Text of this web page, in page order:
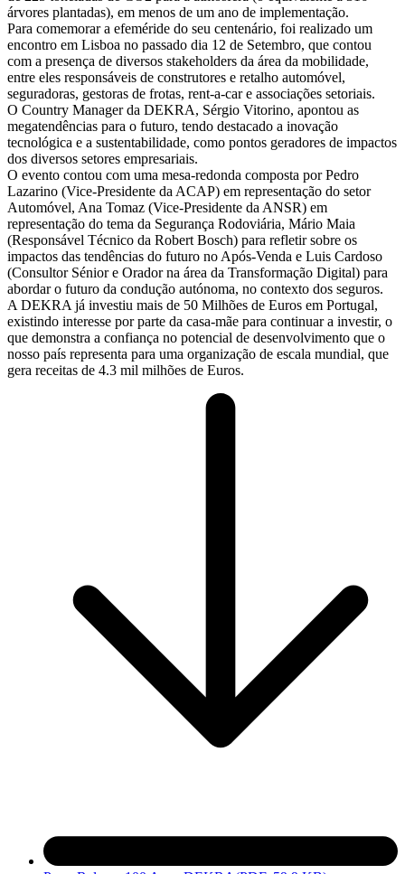
árvores plantadas), em menos de um ano de implementação.
Para comemorar a efeméride do seu centenário, foi realizado um
encontro em Lisboa no passado dia 12 de Setembro, que contou
com a presença de diversos stakeholders da área da mobilidade,
entre eles responsáveis de construtores e retalho automóvel,
seguradoras, gestoras de frotas, rent-a-car e associações setoriais.
O Country Manager da DEKRA, Sérgio Vitorino, apontou as
megatendências para o futuro, tendo destacado a inovação
tecnológica e a sustentabilidade, como pontos geradores de impactos
dos diversos setores empresariais.
O evento contou com uma mesa-redonda composta por Pedro
Lazarino (Vice-Presidente da ACAP) em representação do setor
Automóvel, Ana Tomaz (Vice-Presidente da ANSR) em
representação do tema da Segurança Rodoviária, Mário Maia
(Responsável Técnico da Robert Bosch) para refletir sobre os
impactos das tendências do futuro no Após-Venda e Luis Cardoso
(Consultor Sénior e Orador na área da Transformação Digital) para
abordar o futuro da condução autónoma, no contexto dos seguros.
A DEKRA já investiu mais de 50 Milhões de Euros em Portugal,
existindo interesse por parte da casa-mãe para continuar a investir, o
que demonstra a confiança no potencial de desenvolvimento que o
nosso país representa para uma organização de escala mundial, que
gera receitas de 4.3 mil milhões de Euros.